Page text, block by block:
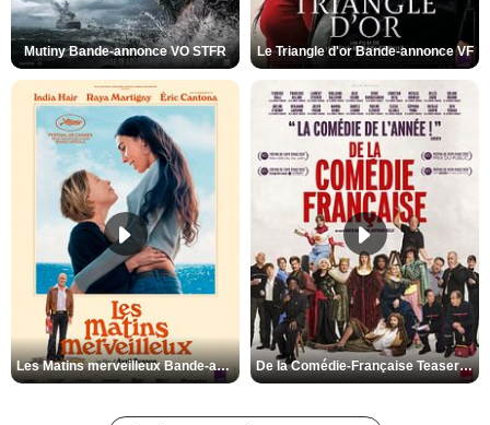
Mutiny Bande-annonce VO STFR Le Triangle d'or Bande-annonce VF
Les Matins merveilleux Bande-annonce VF De la Comédie-Française Teaser VF